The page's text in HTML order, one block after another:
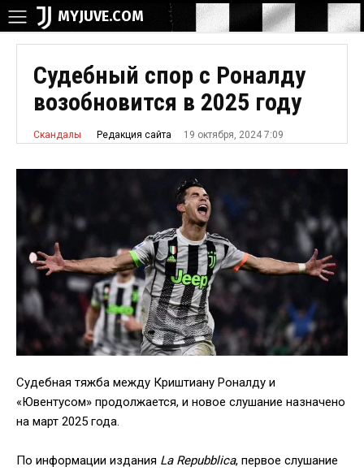
MYJUVE.COM
Судебный спор с Роналду
возобновится в 2025 году
Скандалы Редакция сайта 19 октября, 2024 7:09
Судебная тяжба между Криштиану Роналду и
«Ювентусом» продолжается, и новое слушание назначено
на март 2025 года.
По информации издания La Repubblica, первое слушание